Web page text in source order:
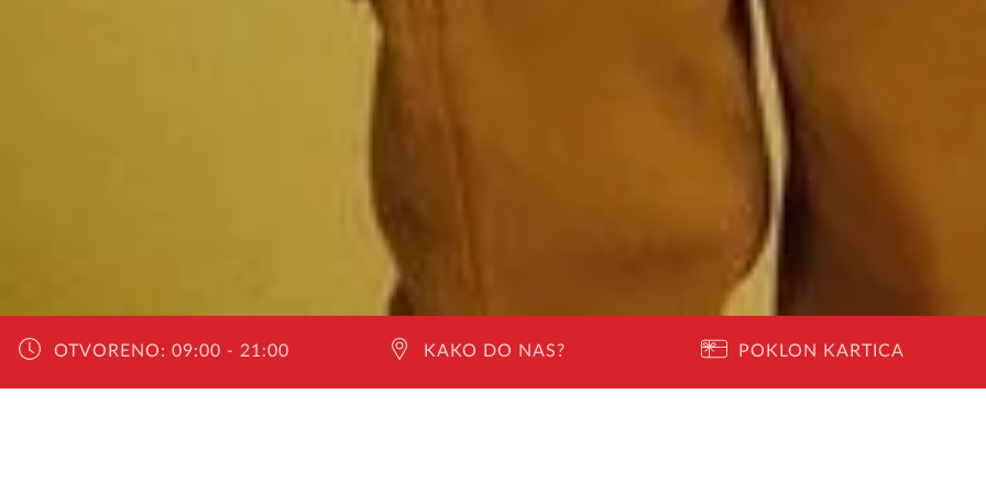
OTVORENO: 09:00 - 21:00 KAKO DO NAS? POKLON KARTICA